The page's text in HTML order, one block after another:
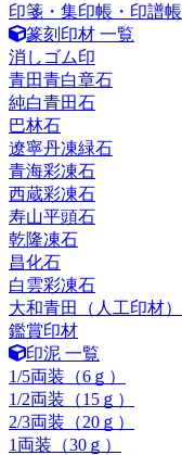
印箋・集印帳・印譜帳
篆刻印材 一覧
消しゴム印
青田青白章石
純白青田石
巴林石
遼寧丹凍緑石
青海彩凍石
西蔵彩凍石
寿山平頭石
乾隆凍石
昌化石
白雲彩凍石
大和青田（人工印材）
鑑賞印材
印泥 一覧
1/5両装（6ｇ）
1/2両装（15ｇ）
2/3両装（20ｇ）
1両装（30ｇ）